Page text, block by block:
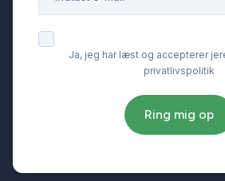
Tonede ruder
Ja, jeg har læst og accepterer
privatlivspolitik
Ring mig op